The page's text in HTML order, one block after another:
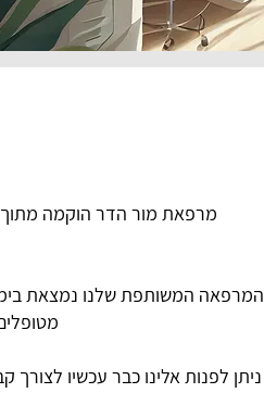
מרפאת מור הדר הוקמה מתוך
המרפאה המשותפת שלנו נמצאת
ניתן לפנות אלינו כבר עכשיו לצורך